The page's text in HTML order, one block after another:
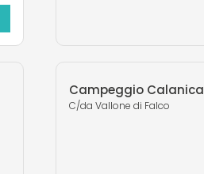
Campeggio Calanica
C/da Vallone di Falco